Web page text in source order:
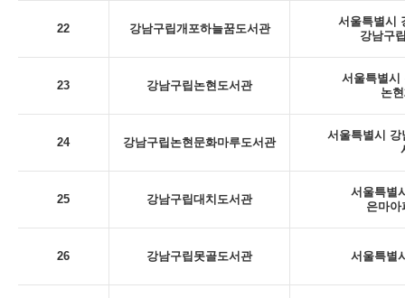
22 강남구립개포하늘꿈도서관
서울특별시
강남구
23 강남구립논현도서관
서울특별시
논
24 강남구립논현문화마루도서관
서울특별시 강
25 강남구립대치도서관
서울특별
은마아
26 강남구립못골도서관 서울특별